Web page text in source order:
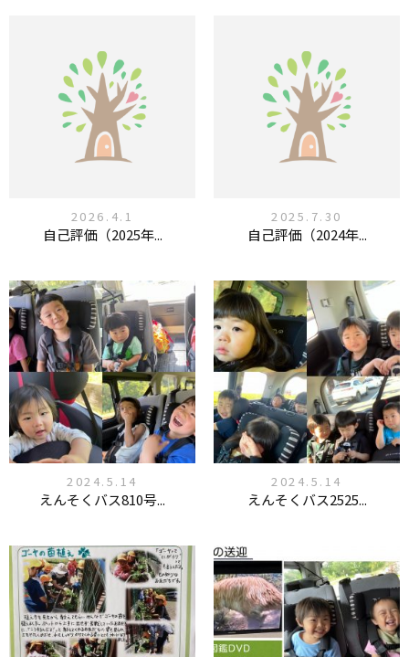
2026.4.1
自己評価（2025年...
2025.7.30
自己評価（2024年...
2024.5.14
えんそくバス810号...
2024.5.14
えんそくバス2525...